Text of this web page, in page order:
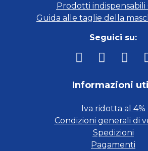
Prodotti indispensabili
Guida alle taglie della
Seguici su:
Informazioni
Iva ridotta al 4%
Condizioni generali di
Spedizioni
Pagamenti